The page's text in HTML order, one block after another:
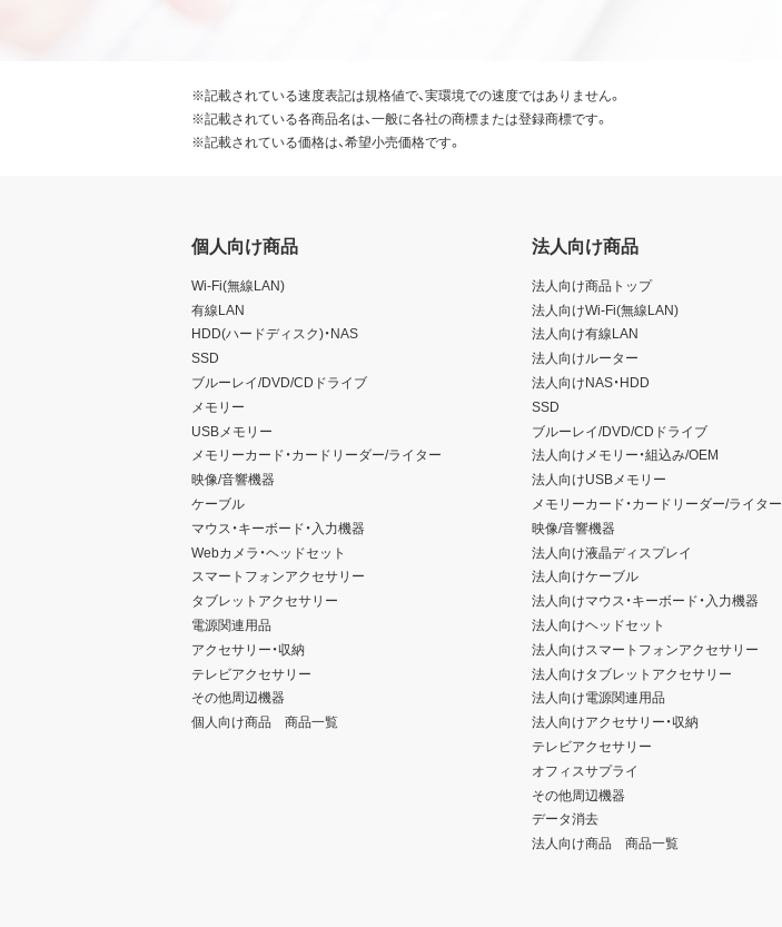
※記載されている速度表記は規格値で、実環境での速度ではありません。
※記載されている各商品名は、一般に各社の商標または登録商標です。
※記載されている価格は、希望小売価格です。
個人向け商品
Wi-Fi(無線LAN)
有線LAN
HDD(ハードディスク)・NAS
SSD
ブルーレイ/DVD/CDドライブ
メモリー
USBメモリー
メモリーカード・カードリーダー/ライター
映像/音響機器
ケーブル
マウス・キーボード・入力機器
Webカメラ・ヘッドセット
スマートフォンアクセサリー
タブレットアクセサリー
電源関連用品
アクセサリー・収納
テレビアクセサリー
その他周辺機器
個人向け商品 商品一覧
法人向け商品
法人向け商品トップ
法人向けWi-Fi(無線LAN)
法人向け有線LAN
法人向けルーター
法人向けNAS・HDD
SSD
ブルーレイ/DVD/CDドライブ
法人向けメモリー・組込み/OEM
法人向けUSBメモリー
メモリーカード・カードリーダー/ライター
映像/音響機器
法人向け液晶ディスプレイ
法人向けケーブル
法人向けマウス・キーボード・入力機器
法人向けヘッドセット
法人向けスマートフォンアクセサリー
法人向けタブレットアクセサリー
法人向け電源関連用品
法人向けアクセサリー・収納
テレビアクセサリー
オフィスサプライ
その他周辺機器
データ消去
法人向け商品 商品一覧